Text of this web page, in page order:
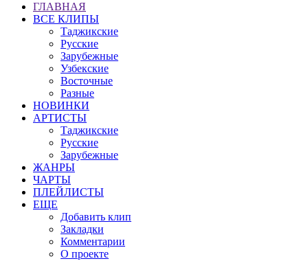
ГЛАВНАЯ
ВСЕ КЛИПЫ
Таджикские
Русские
Зарубежные
Узбекские
Восточные
Разные
НОВИНКИ
АРТИСТЫ
Таджикские
Русские
Зарубежные
ЖАНРЫ
ЧАРТЫ
ПЛЕЙЛИСТЫ
ЕЩЕ
Добавить клип
Закладки
Комментарии
О проекте